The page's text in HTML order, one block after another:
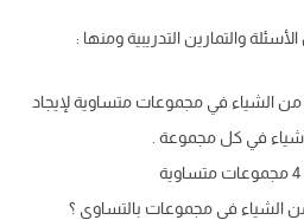
والتمارين التدريبية ومنها :
الشياء في مجموعات متساوية لإيجاد
في كل مجموعة .
الشياء في مجموعات بالتساوي ؟